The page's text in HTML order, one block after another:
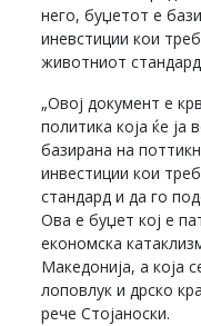
него, буџетот е
иневстиции кои
животниот
„Овој документ е
политика која ќе ја
базирана на
инвестиции кои
стандард и да го
Ова е буџет кој е
економска
Македонија, а која
лоповлук и дрско
рече Стојаноски.